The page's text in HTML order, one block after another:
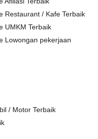
Restaurant / Kafe Terbaik
UMKM Terbaik
Lowongan pekerjaan
/ Motor Terbaik